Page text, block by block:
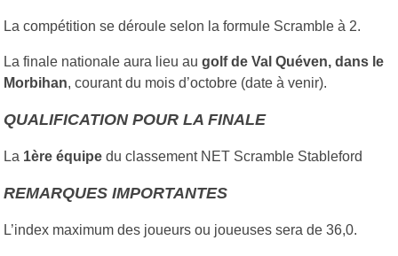
La compétition se déroule selon la formule Scramble à 2.
La finale nationale aura lieu au golf de Val Quéven, dans le
Morbihan, courant du mois d’octobre (date à venir).
QUALIFICATION POUR LA FINALE
La 1ère équipe du classement NET Scramble Stableford
REMARQUES IMPORTANTES
L’index maximum des joueurs ou joueuses sera de 36,0.